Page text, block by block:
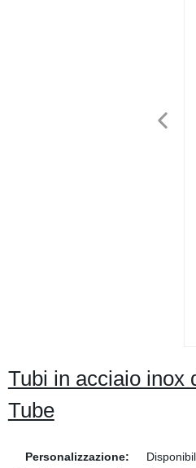
Tubi in acciaio inox
Tube
Personalizzazione: